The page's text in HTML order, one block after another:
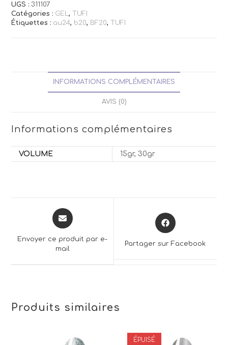
UGS : 311107
Catégories : GEL,TUFI
Étiquettes : au24, b20, BF20,TUFI
INFORMATIONS COMPLÉMENTAIRES
AVIS (0)
Informations complémentaires
VOLUME 15gr, 30gr
Opens
in
new
Envoyer ce produit par e-
mail
Opens
in
Partager sur Facebook
Produits similaires
ÉPUISÉ